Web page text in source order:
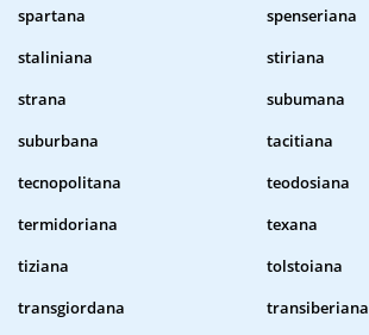
spartana
spenseriana
staliniana
stiriana
strana
subumana
suburbana
tacitiana
tecnopolitana
teodosiana
termidoriana
texana
tiziana
tolstoiana
transgiordana
transiberiana